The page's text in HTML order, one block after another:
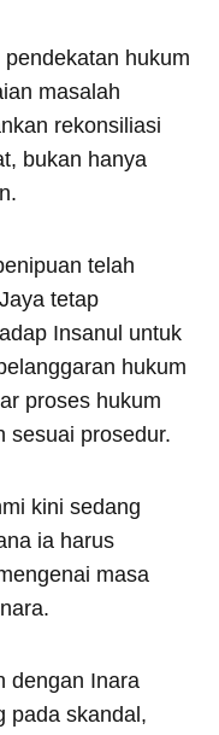
hukum
masalah
rekonsiliasi
bukan hanya
telah
tetap
Insanul untuk
hukum
proses hukum
sesuai prosedur.
kini sedang
ia harus
masa
dengan Inara
pada skandal,